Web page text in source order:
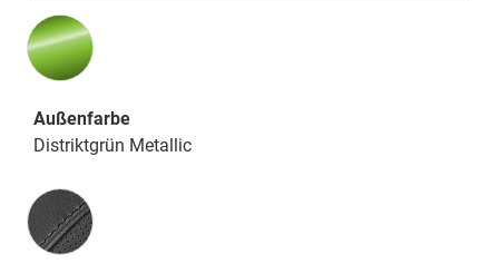
Außenfarbe
Distriktgrün Metallic
Innenausstattung